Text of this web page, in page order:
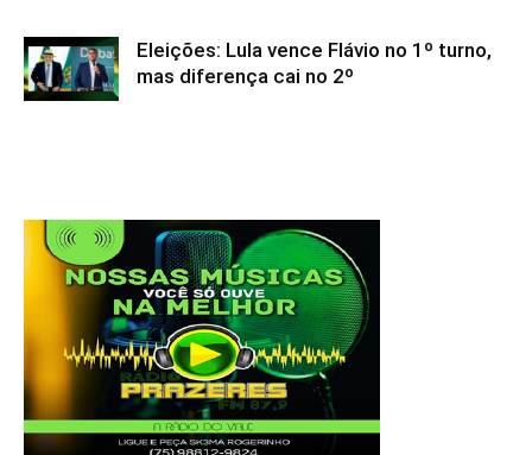
Eleições: Lula vence Flávio no 1º turno,
mas diferença cai no 2º